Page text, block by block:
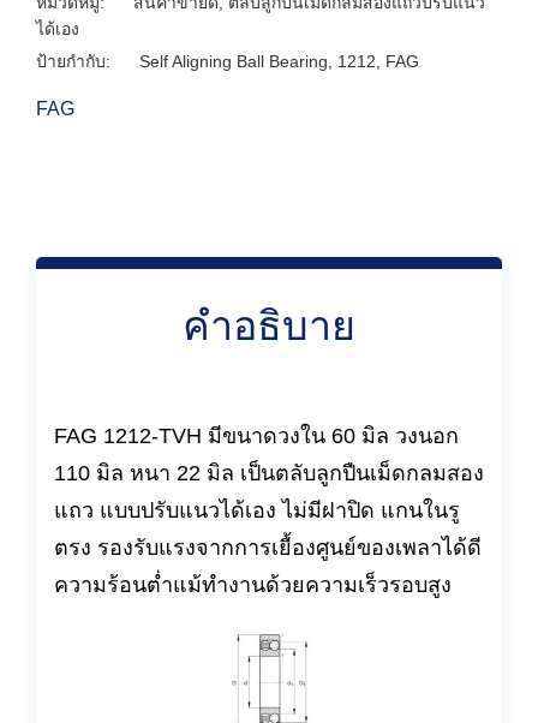
ได้เอง
ป้ายกำกับ:
Self Aligning Ball Bearing 1212 FAG
FAG
คำอธิบาย
FAG 1212-TVH มีขนาดวงใน 60 มิล วงนอก
110 มิล หนา 22 มิล เป็นตลับลูกปืนเม็ดกลมสอง
แถว แบบปรับแนวได้เอง ไม่มีฝาปิด แกนในรู
ตรง รองรับแรงจากการเยื้องศูนย์ของเพลาได้ดี
ความร้อนต่ำแม้ทำงานด้วยความเร็วรอบสูง